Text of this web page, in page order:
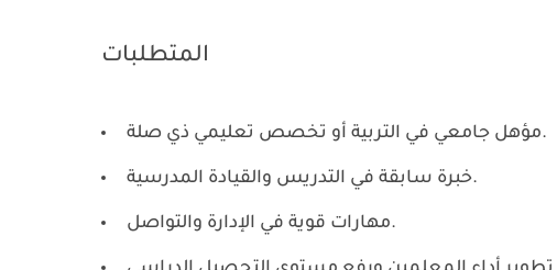
المتطلبات
مؤهل جامعي في التربية أو تخصص تعليمي ذي صلة.
خبرة سابقة في التدريس والقيادة المدرسية.
مهارات قوية في الإدارة والتواصل.